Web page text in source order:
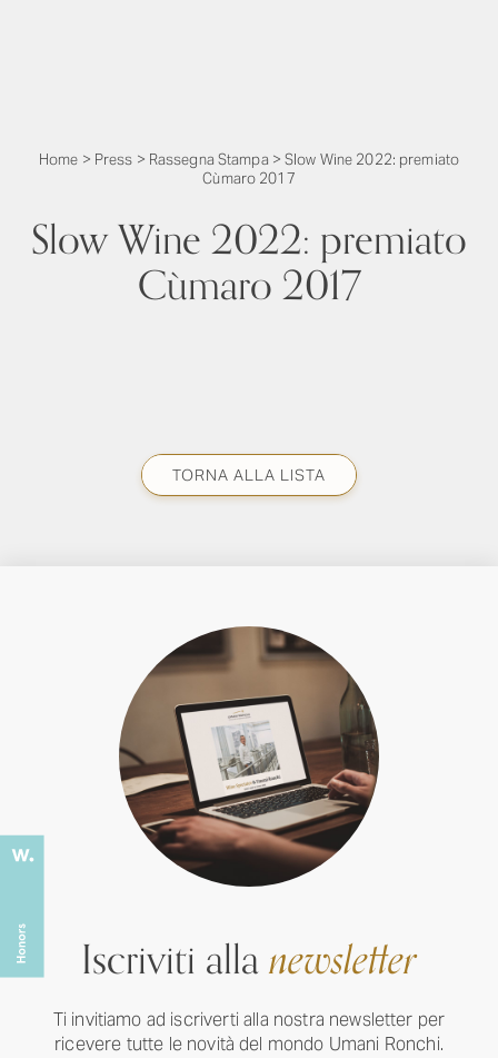
Home > Press > Rassegna Stampa >Slow Wine 2022: premiato
Cùmaro 2017
Slow Wine 2022: premiato
Cùmaro 2017
TORNA ALLA LISTA
Iscriviti allanewsletter
Ti invitiamo ad iscriverti alla nostra newsletter per
ricevere tutte le novità del mondo Umani Ronchi.